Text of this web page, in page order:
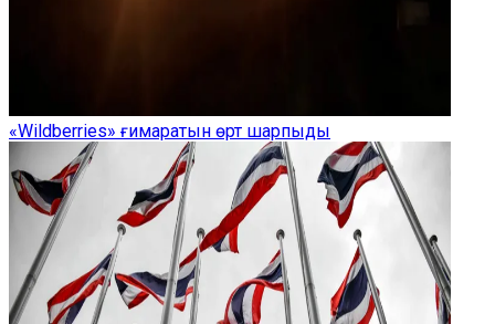
«Wildberries» ғимаратын өрт шарпыды